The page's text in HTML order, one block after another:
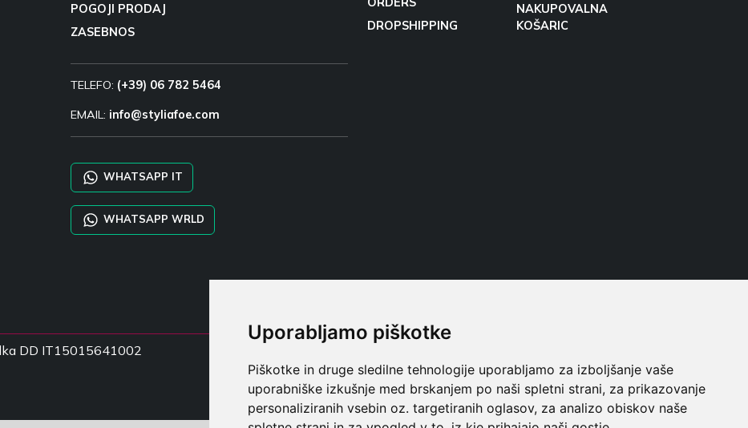
Uporabljamo piškotke
Piškotke in druge sledilne tehnologije uporabljamo za izboljšanje vaše
uporabniške izkušnje med brskanjem po naši spletni strani, za prikazovanje
personaliziranih vsebin oz. targetiranih oglasov, za analizo obiskov naše
POGOJI PRODAJ
ZASEBNOS
TELEFO: (+39) 06 782 5464
EMAIL: info@styliafoe.com
WHATSAPP IT
WHATSAPP WRLD
DROPSHIPPING
NAKUPOVALNA
KOŠARIC
DD IT15015641002